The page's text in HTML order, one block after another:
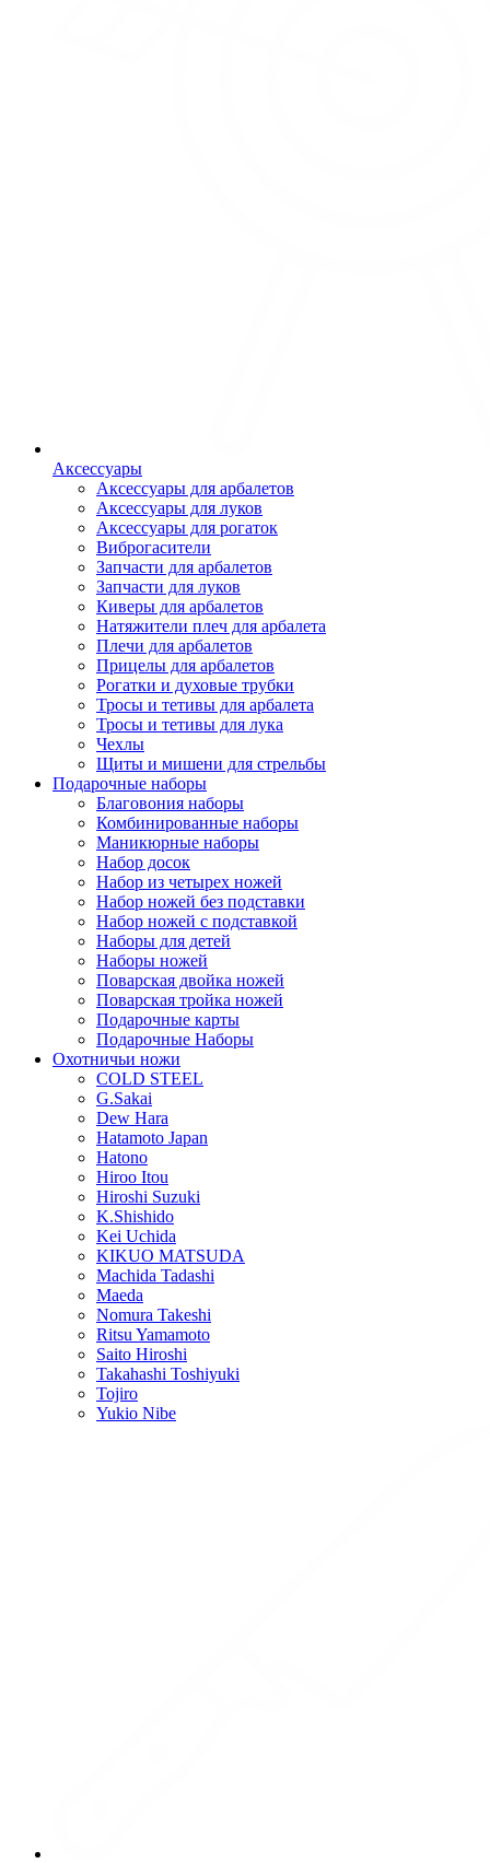
Аксессуары
Аксессуары для арбалетов
Аксессуары для луков
Аксессуары для рогаток
Виброгасители
Запчасти для арбалетов
Запчасти для луков
Киверы для арбалетов
Натяжители плеч для арбалета
Плечи для арбалетов
Прицелы для арбалетов
Рогатки и духовые трубки
Тросы и тетивы для арбалета
Тросы и тетивы для лука
Чехлы
Щиты и мишени для стрельбы
Подарочные наборы
Благовония наборы
Комбинированные наборы
Маникюрные наборы
Набор досок
Набор из четырех ножей
Набор ножей без подставки
Набор ножей с подставкой
Наборы для детей
Наборы ножей
Поварская двойка ножей
Поварская тройка ножей
Подарочные карты
Подарочные Наборы
Охотничьи ножи
COLD STEEL
G.Sakai
Dew Hara
Hatamoto Japan
Hatono
Hiroo Itou
Hiroshi Suzuki
K.Shishido
Kei Uchida
KIKUO MATSUDA
Machida Tadashi
Maeda
Nomura Takeshi
Ritsu Yamamoto
Saito Hiroshi
Takahashi Toshiyuki
Tojiro
Yukio Nibe